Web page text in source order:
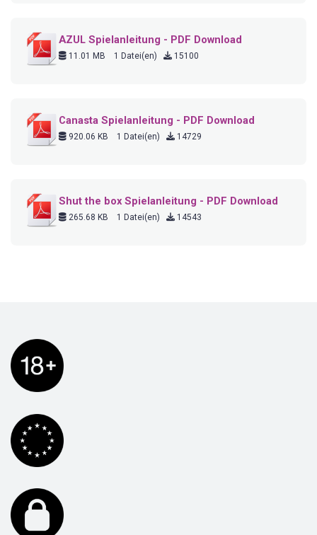
AZUL Spielanleitung - PDF Download
11.01 MB 1 Datei(en) 15100
Canasta Spielanleitung - PDF Download
920.06 KB 1 Datei(en) 14729
Shut the box Spielanleitung - PDF Download
265.68 KB 1 Datei(en) 14543